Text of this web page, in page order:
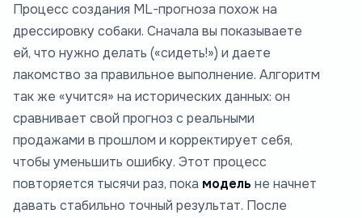
Процесс создания ML-прогноза похож на
дрессировку собаки. Сначала вы показываете
ей, что нужно делать («сидеть!») и даете
лакомство за правильное выполнение. Алгоритм
так же «учится» на исторических данных: он
сравнивает свой прогноз с реальными
продажами в прошлом и корректирует себя,
чтобы уменьшить ошибку. Этот процесс
повторяется тысячи раз, пока модель не начнет
давать стабильно точный результат. После